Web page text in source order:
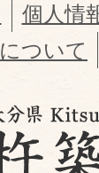
個人情
ついて